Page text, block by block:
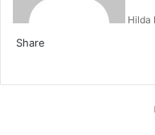
Hilda
Share